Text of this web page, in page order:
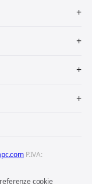
P.IVA:
cookie